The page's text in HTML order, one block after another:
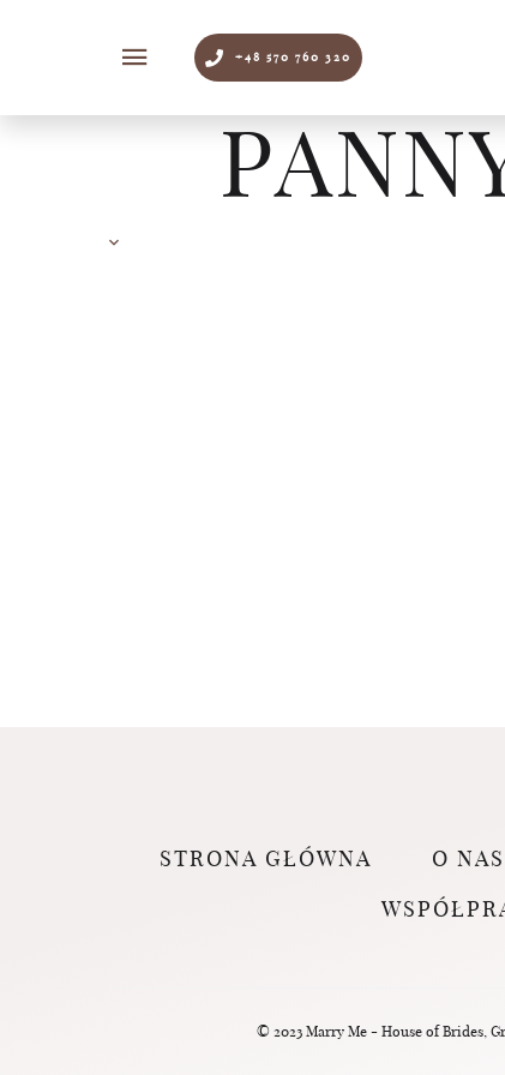
+48 570 760 320
STRONA GŁÓWNA O NAS
© 2023 Marry Me - House of Brides,